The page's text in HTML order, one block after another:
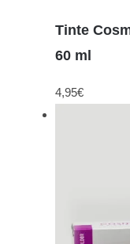
Tinte
60 ml
4,95€